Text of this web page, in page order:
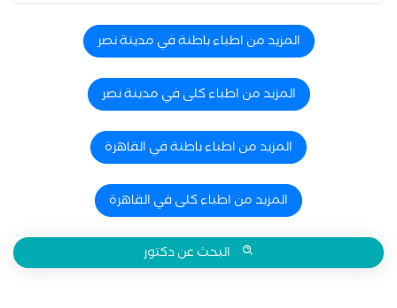
المزيد من اطباء باطنة في مدينة نصر
المزيد من اطباء كلى في مدينة نصر
المزيد من اطباء باطنة في القاهرة
المزيد من اطباء كلى في القاهرة
البحث عن دكتور